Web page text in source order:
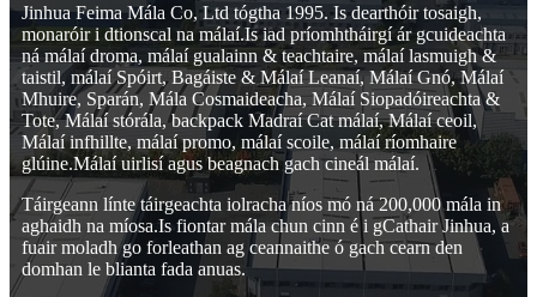
Jinhua Feima Mála Co, Ltd tógtha 1995. Is dearthóir tosaigh,
monaróir i dtionscal na málaí.Is iad príomhtháirgí ár gcuideachta
ná málaí droma, málaí gualainn & teachtaire, málaí lasmuigh &
taistil, málaí Spóirt, Bagáiste & Málaí Leanaí, Málaí Gnó, Málaí
Mhuire, Sparán, Mála Cosmaideacha, Málaí Siopadóireachta &
Tote, Málaí stórála, backpack Madraí Cat málaí, Málaí ceoil,
Málaí infhillte, málaí promo, málaí scoile, málaí ríomhaire
glúine.Málaí uirlisí agus beagnach gach cineál málaí.
Táirgeann línte táirgeachta iolracha níos mó ná 200,000 mála in
aghaidh na míosa.Is fiontar mála chun cinn é i gCathair Jinhua, a
fuair moladh go forleathan ag ceannaithe ó gach cearn den
domhan le blianta fada anuas.